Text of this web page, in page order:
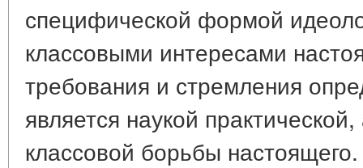
специфической формой
классовыми интересами
требования и стремления
является наукой
классовой борьбы настоящего.